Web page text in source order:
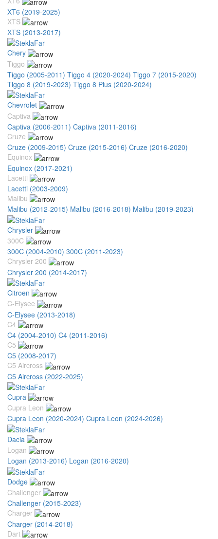
XT6 (2019-2025)
XTS
XTS (2013-2017)
Chery
Tiggo
Tiggo (2005-2011) Tiggo 4 (2020-2024) Tiggo 7 (2015-2020)
Tiggo 8 (2019-2023) Tiggo 8 Plus (2020-2024)
Chevrolet
Captiva
Captiva (2006-2011) Captiva (2011-2016)
Cruze
Cruze (2009-2015) Cruze (2015-2016) Cruze (2016-2020)
Equinox
Equinox (2017-2021)
Lacetti
Lacetti (2003-2009)
Malibu
Malibu (2012-2015) Malibu (2016-2018) Malibu (2019-2023)
Chrysler
300C
300C (2004-2010) 300C (2011-2023)
Chrysler 200
Chrysler 200 (2014-2017)
Citroen
C-Elysee
C-Elysee (2013-2018)
C4
C4 (2004-2010) C4 (2011-2016)
C5
C5 (2008-2017)
C5 Aircross
C5 Aircross (2022-2025)
Cupra
Cupra Leon
Cupra Leon (2020-2024) Cupra Leon (2024-2026)
Dacia
Logan
Logan (2013-2016) Logan (2016-2020)
Dodge
Challenger
Challenger (2015-2023)
Charger
Charger (2014-2018)
Dart